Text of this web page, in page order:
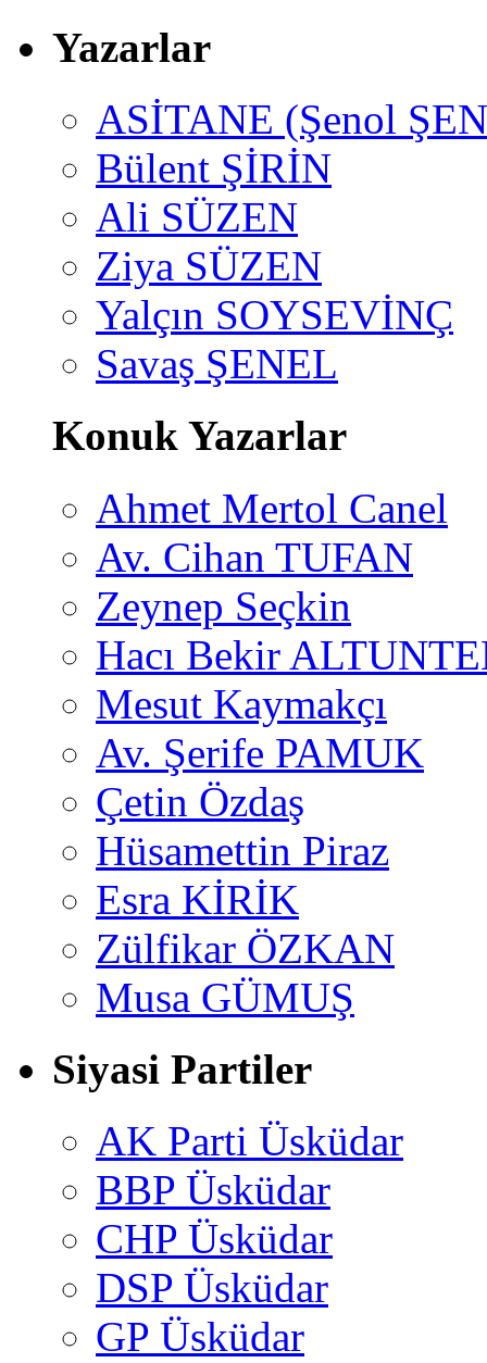
Yazarlar
ASİTANE (Şenol
Bülent ŞİRİN
Ali SÜZEN
Ziya SÜZEN
Yalçın SOYSEVİNÇ
Savaş ŞENEL
Konuk Yazarlar
Ahmet Mertol Canel
Av. Cihan TUFAN
Zeynep Seçkin
Hacı Bekir
Mesut Kaymakçı
Av. Şerife PAMUK
Çetin Özdaş
Hüsamettin Piraz
Esra KİRİK
Zülfikar ÖZKAN
Musa GÜMUŞ
Siyasi Partiler
AK Parti Üsküdar
BBP Üsküdar
CHP Üsküdar
DSP Üsküdar
GP Üsküdar